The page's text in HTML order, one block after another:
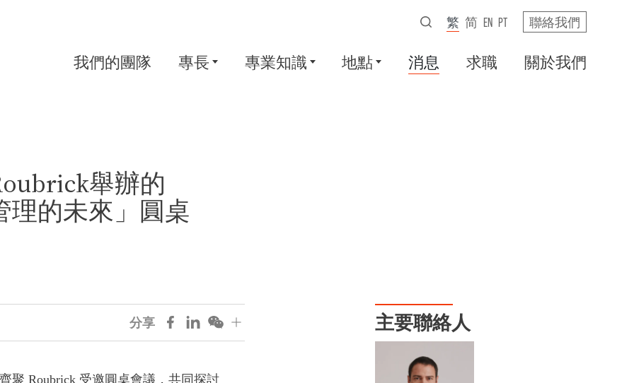
我們的團隊 專長 專業知識 地點 消息 求職 關於我們
繁 简 EN PT 聯絡我們
舉辦的
理的未來」圓桌
分享
聚 Roubrick 受邀圓桌會議，共同探討
主要聯絡人